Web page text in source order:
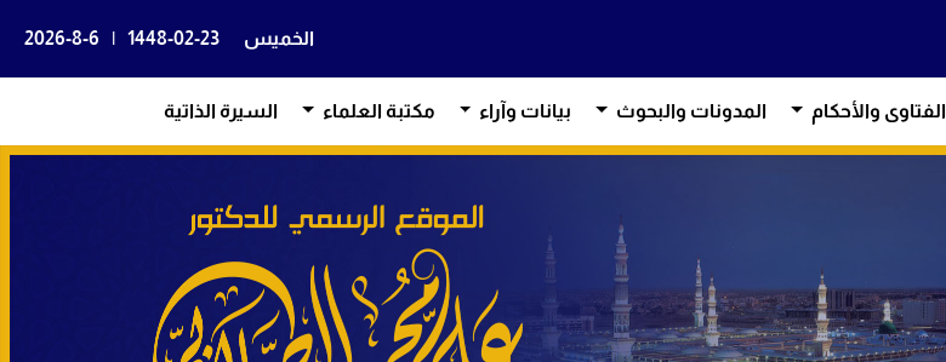
الخميس 1448-02-23
|
2026-8-6
الفتاوى والأحكام المدونات والبحوث بيانات وآراء مكتبة العلماء السيرة الذاتية